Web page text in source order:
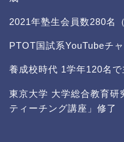
2021年塾生会員数280名
PTOT国試系YouTubeチ
養成校時代 1学年120名で
東京大学 大学総合教育研
ティーチング講座」修了